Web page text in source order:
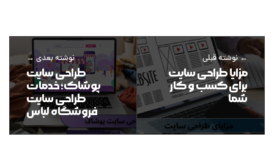
نوشته قبلی
مزایا طراحی سایت
برای کسب و کار
شما
نوشته بعدی
طراحی سایت
پوشاک؛ خدمات
طراحی سایت
فروشگاه لباس